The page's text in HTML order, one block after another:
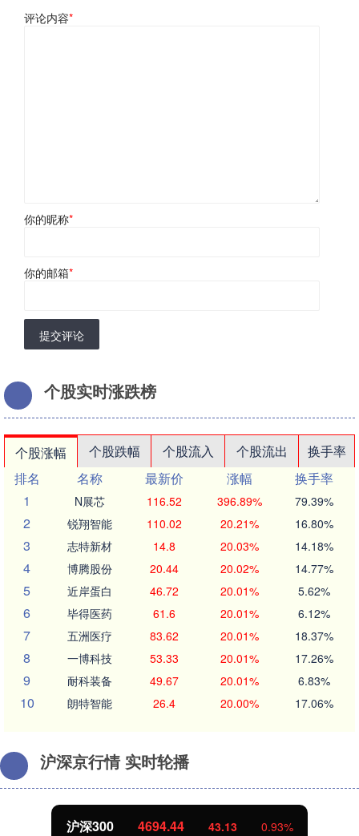
评论内容*
你的昵称*
你的邮箱*
提交评论
个股实时涨跌榜
个股涨幅 个股跌幅 个股流入 个股流出
换手率
排名
名称 最新价 涨幅
换手率
1
N展芯 116.52 396.89% 79.39%
2 锐翔智能 110.02 20.21% 16.80%
3 志特新材 14.8 20.03% 14.18%
4 博腾股份 20.44 20.02% 14.77%
5 近岸蛋白 46.72 20.01% 5.62%
6 毕得医药 61.6 20.01% 6.12%
7 五洲医疗 83.62 20.01% 18.37%
8 一博科技 53.33 20.01% 17.26%
9 耐科装备 49.67 20.01% 6.83%
10 朗特智能 26.4 20.00% 17.06%
沪深京行情 实时轮播
沪深300 4694.44 43.13 0.93%